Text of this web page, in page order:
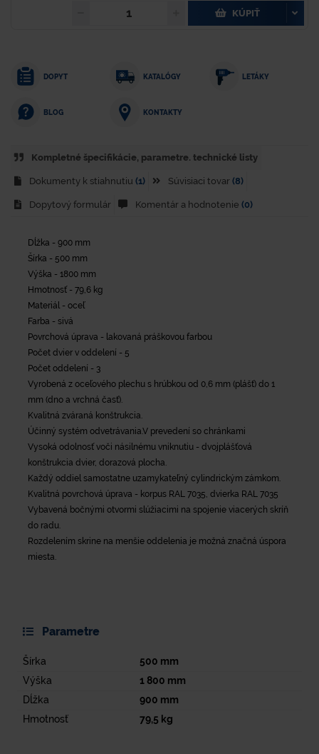
KÚPIŤ
DOPYT KATALÓGY LETÁKY
BLOG KONTAKTY
Kompletné špecifikácie, parametre. technické listy
Dokumenty k stiahnutiu (1) Súvisiaci tovar (8)
Dopytový formulár Komentár a hodnotenie (0)
Dĺžka - 900 mm
Šírka - 500 mm
Výška - 1800 mm
Hmotnosť - 79,6 kg
Materiál - oceľ
Farba - sivá
Povrchová úprava - lakovaná práškovou farbou
Počet dvier v oddelení - 5
Počet oddelení - 3
Vyrobená z oceľového plechu s hrúbkou od 0,6 mm (plášť) do 1
mm (dno a vrchná časť).
Kvalitná zváraná konštrukcia.
Účinný systém odvetrávania.V prevedení so chránkami
Vysoká odolnosť voči násilnému vniknutiu - dvojplášťová
konštrukcia dvier, dorazová plocha.
Každý oddiel samostatne uzamykateľný cylindrickým zámkom.
Kvalitná povrchová úprava - korpus RAL 7035, dvierka RAL 7035
Vybavená bočnými otvormi slúžiacimi na spojenie viacerých skríň
do radu.
Rozdelením skrine na menšie oddelenia je možná značná úspora
miesta.
Parametre
Šírka 500 mm
Výška
1 800 mm
Dĺžka
900 mm
Hmotnosť
79,5 kg